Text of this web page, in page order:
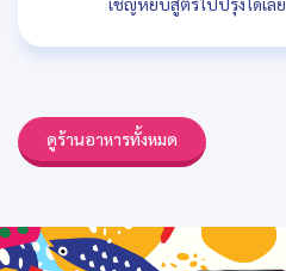
ดูร้านอาหารทั้งหมด